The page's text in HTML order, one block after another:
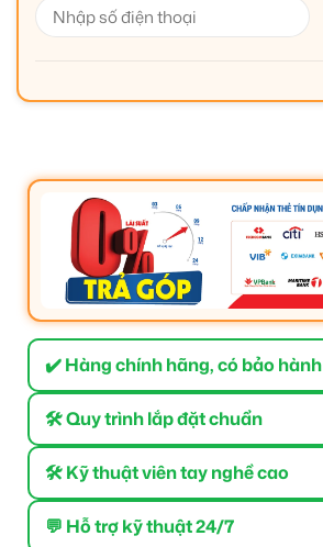
✔️ Hàng chính hãng, có bảo hành
🛠 Quy trình lắp đặt chuẩn
🛠 Kỹ thuật viên tay nghề cao
💬 Hỗ trợ kỹ thuật 24/7